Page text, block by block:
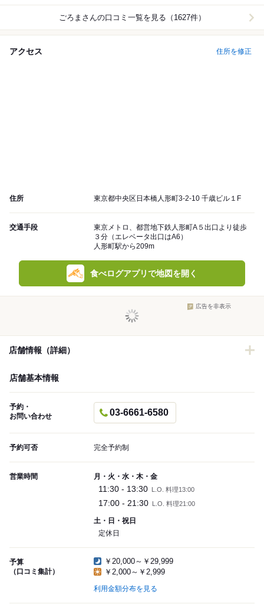
ごろま さんの口コミ一覧を見る（1627件）
アクセス 住所を修正
住所 東京都中央区日本橋人形町3-2-10 千歳ビル１F
交通手段
東京メトロ、都営地下鉄人形町A５出口より徒歩
３分（エレベータ出口はA6）
人形町駅から209m
食べログアプリで地図を開く
広告を非表示
店舗情報（詳細）
店舗基本情報
予約・
お問い合わせ
03-6661-6580
予約可否 完全予約制
営業時間 月・火・水・木・金
11:30 - 13:30 L.O. 料理13:00
17:00 - 21:30 L.O. 料理21:00
土・日・祝日
定休日
予算
（口コミ集計）
￥20,000～￥29,999
￥2,000～￥2,999
利用金額分布を見る